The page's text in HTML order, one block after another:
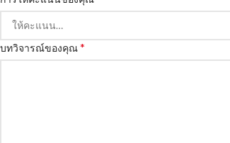
บทวิจารณ์ของคุณ*